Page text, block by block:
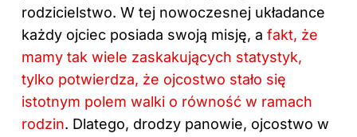
rodzicielstwo. W tej nowoczesnej układance
każdy ojciec posiada swoją misję, a fakt, że
mamy tak wiele zaskakujących statystyk,
tylko potwierdza, że ojcostwo stało się
istotnym polem walki o równość w ramach
rodzin. Dlatego, drodzy panowie, ojcostwo w